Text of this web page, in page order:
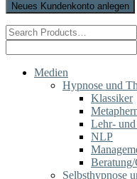
Neues Kundenkonto anlegen
Search
for:
for:
Medien
Hypnose und
Klassiker
Lehr-
NLP
Selbsthypnose